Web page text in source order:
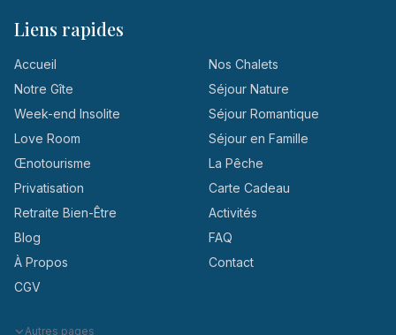
Liens rapides
Accueil
Nos Chalets
Notre Gîte
Séjour Nature
Week-end Insolite
Séjour Romantique
Love Room
Séjour en Famille
Œnotourisme
La Pêche
Privatisation
Carte Cadeau
Retraite Bien-Être
Activités
Blog
FAQ
À Propos
Contact
CGV
Autres pages